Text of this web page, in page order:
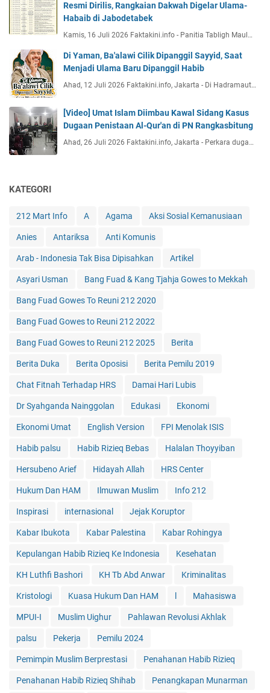
Resmi Dirilis, Rangkaian Dakwah Digelar Ulama-
Habaib di Jabodetabek
Kamis, 16 Juli 2026 Faktakini.info - Panitia Tabligh Maul…
Di Yaman, Ba'alawi Cilik Dipanggil Sayyid, Saat
Menjadi Ulama Baru Dipanggil Habib
Ahad, 12 Juli 2026 Faktakini.info, Jakarta - Di Hadramaut…
[Video] Umat Islam Diimbau Kawal Sidang Kasus
Dugaan Penistaan Al-Qur'an di PN Rangkasbitung
Ahad, 26 Juli 2026 Faktakini.info, Jakarta - Perkara duga…
KATEGORI
212 Mart Info A Agama Aksi Sosial Kemanusiaan
Anies Antariksa Anti Komunis
Arab - Indonesia Tak Bisa Dipisahkan Artikel
Asyari Usman Bang Fuad & Kang Tjahja Gowes to Mekkah
Bang Fuad Gowes To Reuni 212 2020
Bang Fuad Gowes to Reuni 212 2022
Bang Fuad Gowes to Reuni 212 2025 Berita
Berita Duka Berita Oposisi Berita Pemilu 2019
Chat Fitnah Terhadap HRS Damai Hari Lubis
Dr Syahganda Nainggolan Edukasi Ekonomi
Ekonomi Umat English Version FPI Menolak ISIS
Habib palsu Habib Rizieq Bebas Halalan Thoyyiban
Hersubeno Arief Hidayah Allah HRS Center
Hukum Dan HAM Ilmuwan Muslim Info 212
Inspirasi internasional Jejak Koruptor
Kabar Ibukota Kabar Palestina Kabar Rohingya
Kepulangan Habib Rizieq Ke Indonesia Kesehatan
KH Luthfi Bashori KH Tb Abd Anwar Kriminalitas
Kristologi Kuasa Hukum Dan HAM Mahasiswa
MPUI-I Muslim Uighur Pahlawan Revolusi Akhlak
palsu Pekerja Pemilu 2024
Pemimpin Muslim Berprestasi Penahanan Habib Rizieq
Penahanan Habib Rizieq Shihab Penangkapan Munarman